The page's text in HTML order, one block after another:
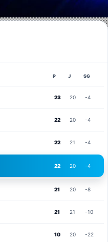
P J SG
23 20 -4
22 20 -4
22 21 -4
22 20 -4
21 20 -8
21 21 -10
10 20 -22